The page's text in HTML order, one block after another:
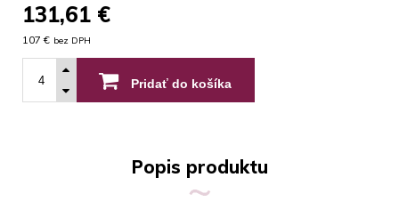
131,61 €
107 € bez DPH
Pridať do košíka
Popis produktu